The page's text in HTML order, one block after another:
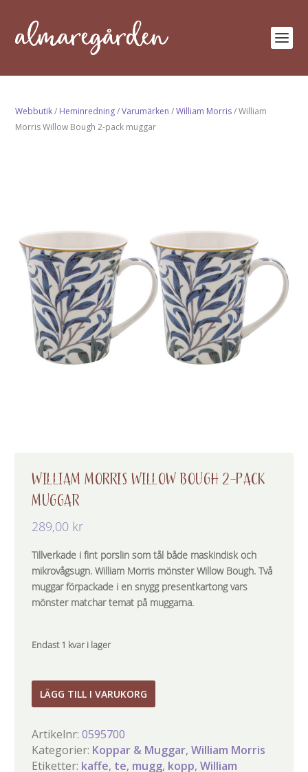
Webbutik/ Heminredning/Varumärken /William Morris/ William
Morris Willow Bough 2-pack muggar
WILLIAM MORRIS WILLOW BOUGH 2-PACK
MUGGAR
289,00 kr
Tillverkade i fint porslin som tål både maskindisk och
mikrovågsugn. William Morris mönster Willow Bough. Två
muggar förpackade i en snygg presentkartong vars
mönster matchar temat på muggarna.
Endast 1 kvar i lager
William
Morris
Bough
2-
pack
LÄGG TILL I VARUKORG
Artikelnr:0595700
Kategorier: Koppar & Muggar,William Morris
Etiketter: kaffe, te, mugg, kopp,William